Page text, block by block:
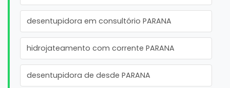
desentupidora em consultório PARANA
hidrojateamento com corrente PARANA
desentupidora de desde PARANA